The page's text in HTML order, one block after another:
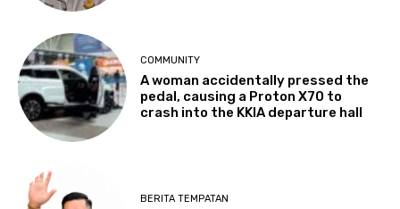
COMMUNITY
A woman accidentally pressed the
pedal, causing a Proton X70 to
crash into the KKIA departure hall
BERITA TEMPATAN